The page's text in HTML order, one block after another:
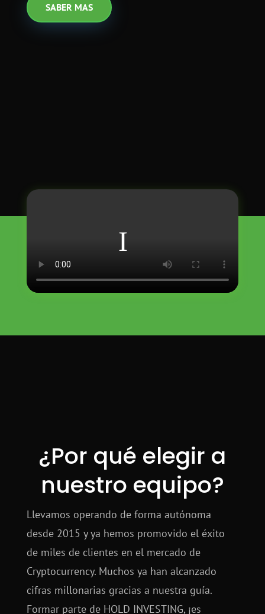
SABER MAS
¿Por qué elegir a
nuestro equipo?
Llevamos operando de forma autónoma
desde 2015 y ya hemos promovido el éxito
de miles de clientes en el mercado de
Cryptocurrency. Muchos ya han alcanzado
cifras millonarias gracias a nuestra guía.
Formar parte de HOLD INVESTING, ¡es